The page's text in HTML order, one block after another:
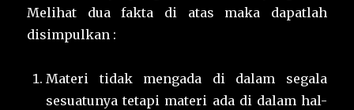
Melihat dua fakta di atas maka dapatlah
disimpulkan :
Materi tidak mengada di dalam segala
sesuatunya tetapi materi ada di dalam hal-